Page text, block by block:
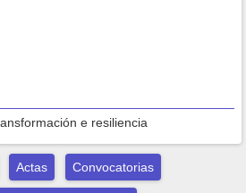
e resiliencia
Actas Convocatorias